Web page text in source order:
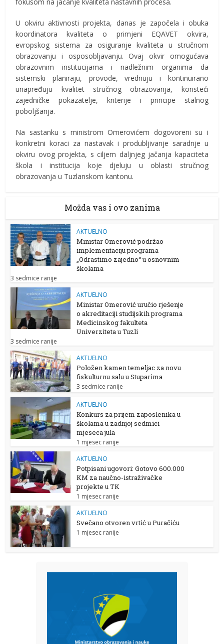
U okviru aktivnosti projekta, danas je započela i obuka
koordinatora kvaliteta o primjeni EQAVET okvira,
evropskog sistema za osiguranje kvaliteta u stručnom
obrazovanju i osposobljavanju. Ovaj okvir omogućava
obrazovnim institucijama i nadležnim organima da
sistemski planiraju, provode, vrednuju i kontinuirano
unapređuju kvalitet stručnog obrazovanja, koristeći
zajedničke pokazatelje, kriterije i principe stalnog
poboljšanja.
Na sastanku s ministrom Omerovićem dogovoreni su i
konkretni koraci za nastavak i produbljivanje saradnje u
okviru ovog projekta, s ciljem daljnjeg jačanja kapaciteta
škola i institucija koje djeluju u oblasti stručnog
obrazovanja u Tuzlanskom kantonu.
Možda vas i ovo zanima
AKTUELNO
Ministar Omerović podržao
implementaciju programa
„Odrastimo zajedno“ u osnovnim
školama
3 sedmice ranije
AKTUELNO
Ministar Omerović uručio rješenje
o akreditaciji studijskih programa
Medicinskog fakulteta
Univerziteta u Tuzli
3 sedmice ranije
AKTUELNO
Položen kamen temeljac za novu
fiskulturnu salu u Stuparima
3 sedmice ranije
AKTUELNO
Konkurs za prijem zaposlenika u
školama u zadnjoj sedmici
mjeseca jula
1 mjesec ranije
AKTUELNO
Potpisani ugovori: Gotovo 600.000
KM za naučno-istraživačke
projekte u TK
1 mjesec ranije
AKTUELNO
Svečano otvoren vrtić u Puračiću
1 mjesec ranije